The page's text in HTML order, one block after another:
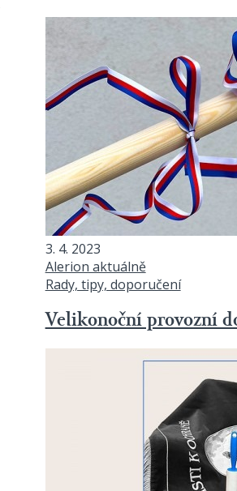
3. 4. 2023
Alerion aktuálně
Rady, tipy, doporučení
Velikonoční provozní